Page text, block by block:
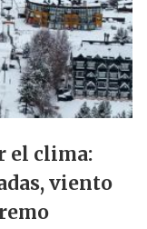
el clima:
viento